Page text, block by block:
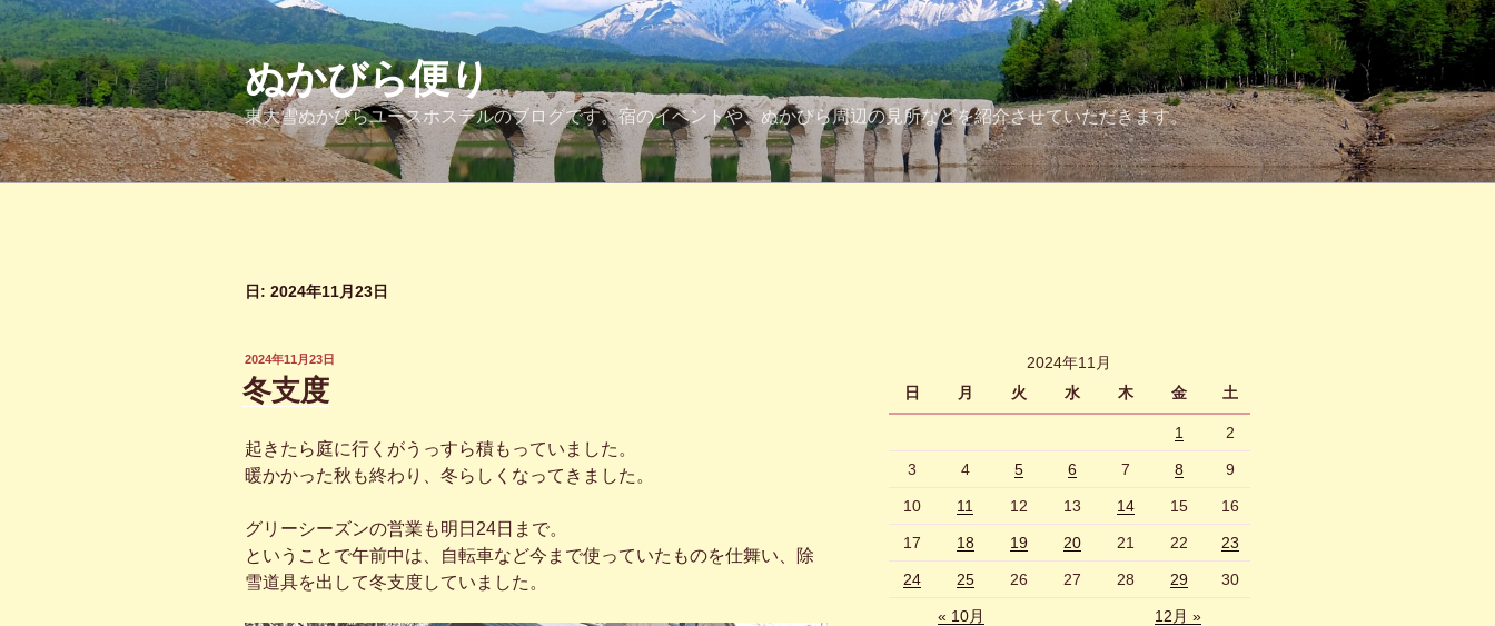
コ
ン
テ
ン
ツ
へ
ス
ぬかびら便り
東大雪ぬかびらユースホステルのブログです。宿のイベントや、ぬかびら周辺の見所などを紹介させていただきます。
日: 2024年11月23日
投
稿
日:
2024年11月23日
冬支度
起きたら庭に行くがうっすら積もっていました。
暖かかった秋も終わり、冬らしくなってきました。
グリーシーズンの営業も明日24日まで。
ということで午前中は、自転車など今まで使っていたものを仕舞い、除
雪道具を出して冬支度していました。
2024年11月
日
月 火 水 木 金 土
1 2
3 4 5 6 7 8 9
10 11 12 13 14 15 16
17 18 19 20 21 22 23
24 25 26 27 28 29 30
« 10月 12月 »